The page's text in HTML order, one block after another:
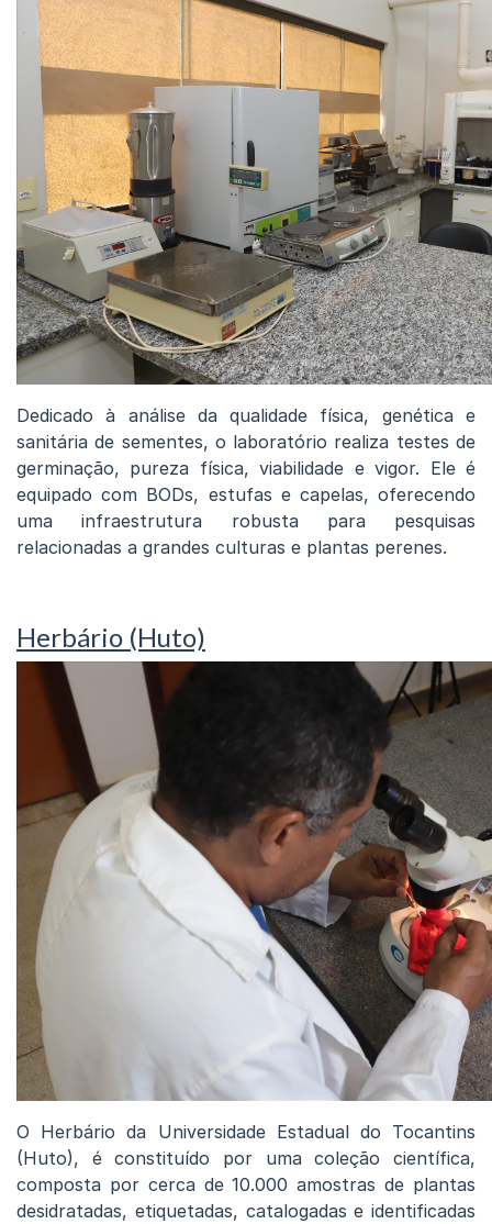
Dedicado à análise da qualidade física, genética e
sanitária de sementes, o laboratório realiza testes de
germinação, pureza física, viabilidade e vigor. Ele é
equipado com BODs, estufas e capelas, oferecendo
uma infraestrutura robusta para pesquisas
relacionadas a grandes culturas e plantas perenes.
Herbário (Huto)
O Herbário da Universidade Estadual do Tocantins
(Huto), é constituído por uma coleção científica,
composta por cerca de 10.000 amostras de plantas
desidratadas, etiquetadas, catalogadas e identificadas